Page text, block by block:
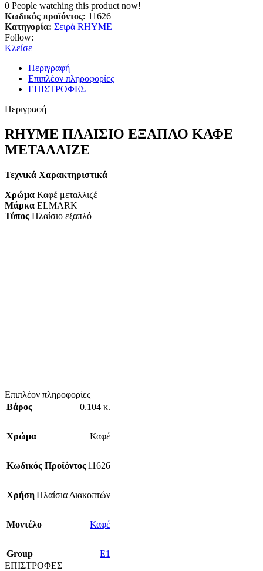
0 People watching this product now!
Κωδικός προϊόντος: 11626
Κατηγορία: Σειρά RHYME
Follow:
Κλείσε
Περιγραφή
Επιπλέον πληροφορίες
ΕΠΙΣΤΡΟΦΕΣ
Περιγραφή
RHYME ΠΛΑΙΣΙΟ ΕΞΑΠΛΟ ΚΑΦΕ
ΜΕΤΑΛΛΙΖΕ
Τεχνικά Χαρακτηριστικά
Χρώμα Καφέ μεταλλιζέ
Μάρκα ELMARK
Τύπος Πλαίσιο εξαπλό
Επιπλέον πληροφορίες
Βάρος
0.104 κ.
Χρώμα Καφέ
Κωδικός Προϊόντος11626
ΧρήσηΠλαίσια Διακοπτών
Mοντέλο Καφέ
Group
E1
ΕΠΙΣΤΡΟΦΕΣ